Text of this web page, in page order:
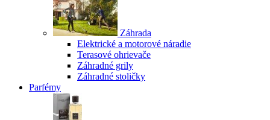
Záhrada
Elektrické a motorové náradie
Terasové ohrievače
Záhradné grily
Záhradné stoličky
Parfémy